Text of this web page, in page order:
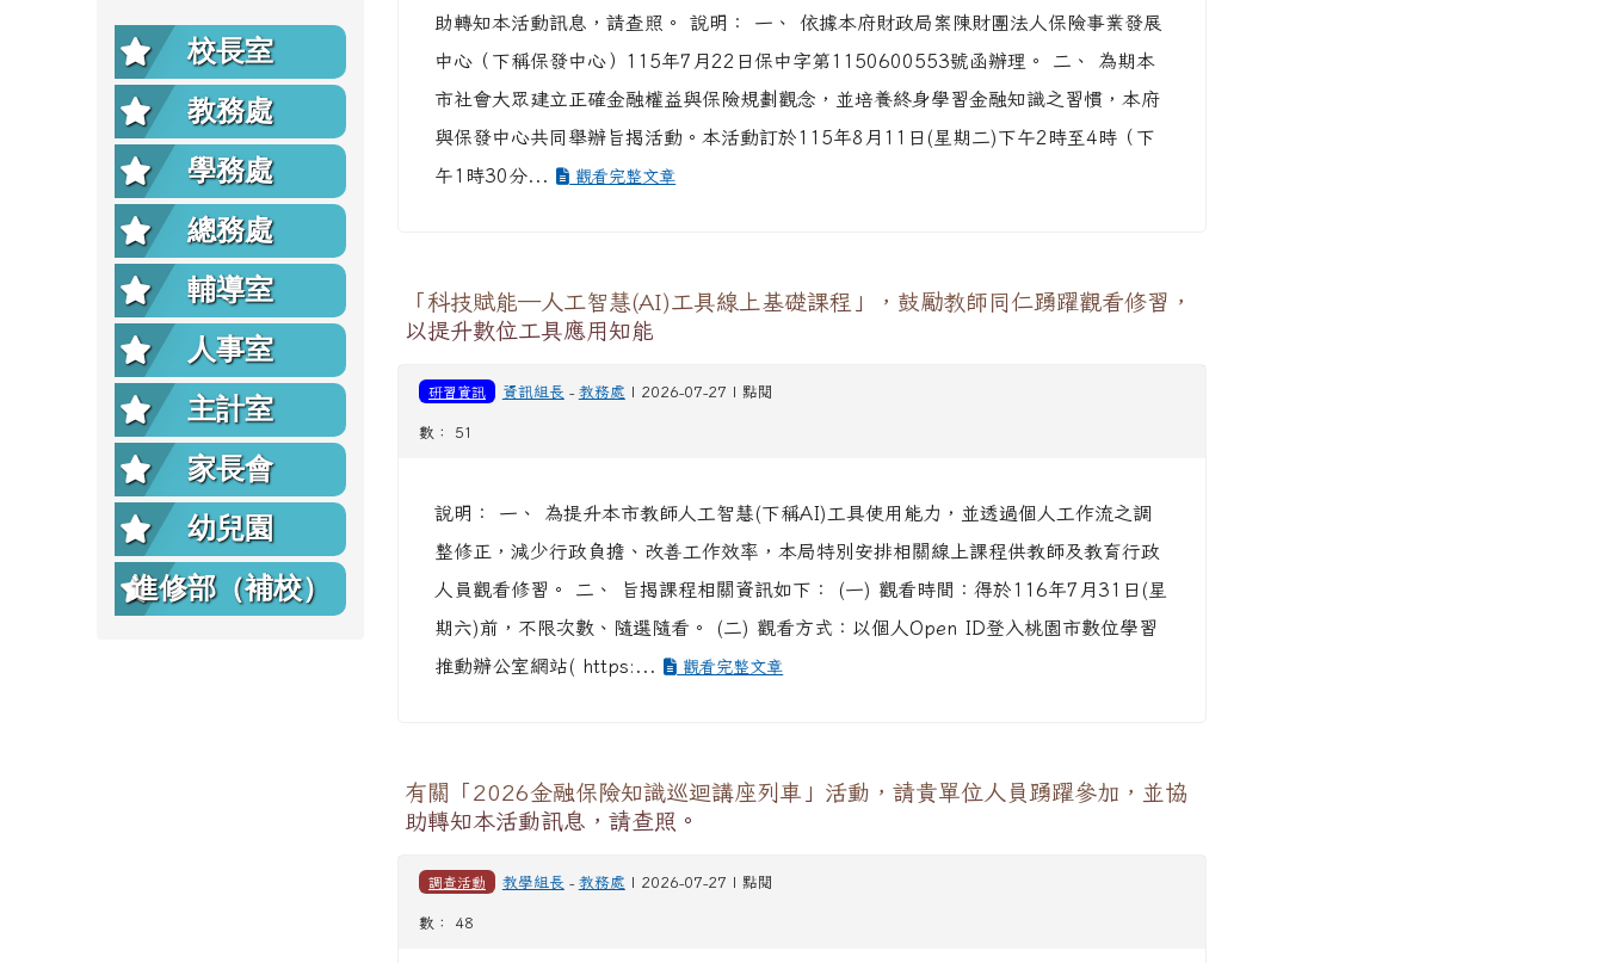
校長室
教務處
學務處
總務處
輔導室
人事室
主計室
家長會
幼兒園
進修部（補校）
助轉知本活動訊息，請查照。 說明： 一、 依據本府財政局案陳財團法人保險事業發展
中心（下稱保發中心）115年7月22日保中字第1150600553號函辦理。 二、 為期本
市社會大眾建立正確金融權益與保險規劃觀念，並培養終身學習金融知識之習慣，本府
與保發中心共同舉辦旨揭活動。本活動訂於115年8月11日(星期二)下午2時至4時（下
午1時30分...
觀看完整文章
「科技賦能─人工智慧(AI)工具線上基礎課程」，鼓勵教師同仁踴躍觀看修習，
以提升數位工具應用知能
研習資訊 資訊組長 - 教務處 | 2026-07-27 | 點閱
數： 51
說明： 一、 為提升本市教師人工智慧(下稱AI)工具使用能力，並透過個人工作流之調
整修正，減少行政負擔、改善工作效率，本局特別安排相關線上課程供教師及教育行政
人員觀看修習。 二、 旨揭課程相關資訊如下： (一) 觀看時間：得於116年7月31日(星
期六)前，不限次數、隨選隨看。 (二) 觀看方式：以個人Open ID登入桃園市數位學習
推動辦公室網站( https:...
觀看完整文章
有關「2026金融保險知識巡迴講座列車」活動，請貴單位人員踴躍參加，並協
助轉知本活動訊息，請查照。
調查活動 教學組長 - 教務處 | 2026-07-27 | 點閱
數： 48